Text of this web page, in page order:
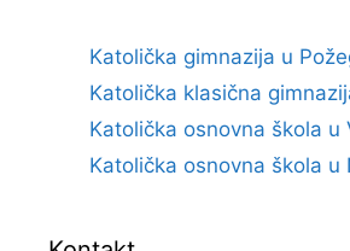
Katolička gimnazija u
Katolička klasična
Katolička osnovna škola u
Katolička osnovna škola u